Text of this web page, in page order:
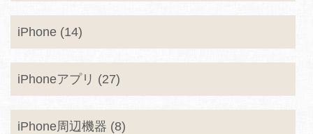
iPhone (14)
iPhoneアプリ (27)
iPhone周辺機器 (8)